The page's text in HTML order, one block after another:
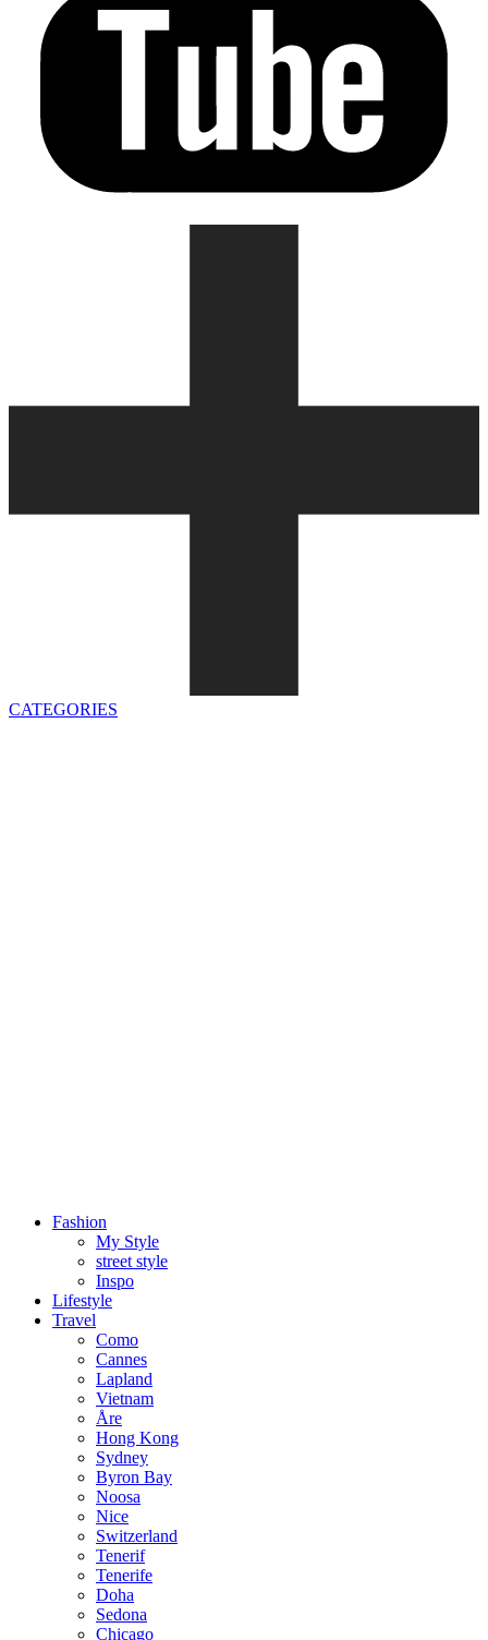
CATEGORIES
Fashion
My Style
street style
Inspo
Lifestyle
Travel
Como
Cannes
Lapland
Vietnam
Åre
Hong Kong
Sydney
Byron Bay
Noosa
Nice
Switzerland
Tenerif
Tenerife
Doha
Sedona
Chicago